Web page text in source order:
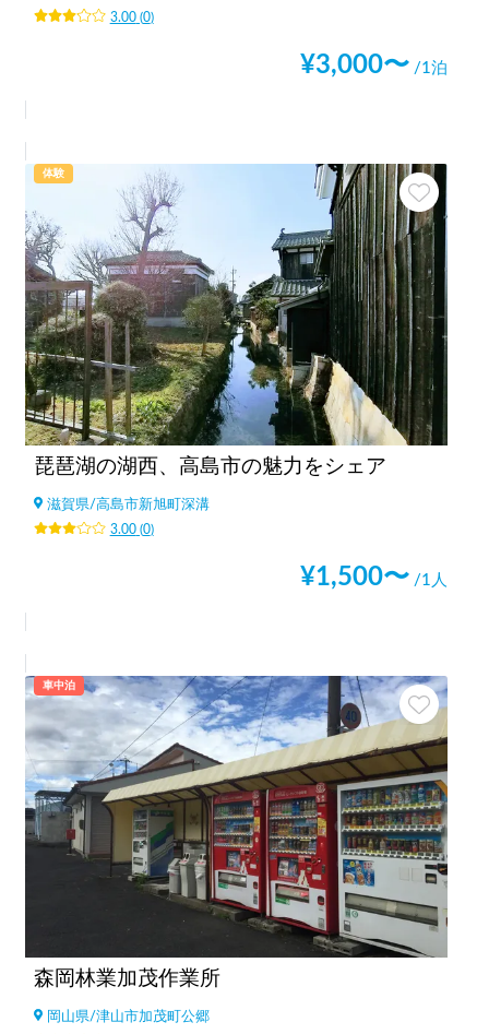
3.00(0)
¥3,000〜 /1泊
体験
琵琶湖の湖西、高島市の魅力をシェア
滋賀県/高島市新旭町深溝
3.00(0)
¥1,500〜 /1人
車中泊
森岡林業加茂作業所
岡山県/津山市加茂町公郷